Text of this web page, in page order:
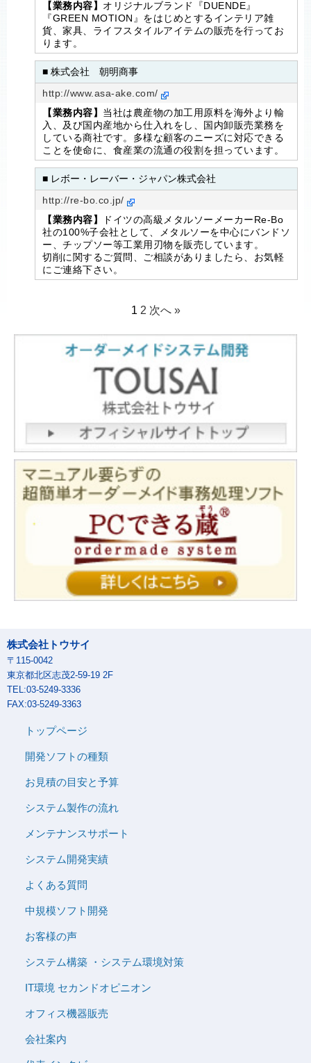
【業務内容】 オリジナルブランド『DUENDE』
『GREEN MOTION』をはじめとするインテリア雑
貨、家具、ライフスタイルアイテムの販売を行ってお
ります。
■ 株式会社 朝明商事
http://www.asa-ake.com/
【業務内容】 当社は農産物の加工用原料を海外より輸
入、及び国内産地から仕入れをし、国内卸販売業務を
している商社です。多様な顧客のニーズに対応できる
ことを使命に、食産業の流通の役割を担っています。
■ レボー・レーバー・ジャパン株式会社
http://re-bo.co.jp/
【業務内容】
ドイツの高級メタルソーメーカーRe-Bo
社の100%子会社として、メタルソーを中心にバンドソ
ー、チップソー等工業用刃物を販売しています。
切削に関するご質問、ご相談がありましたら、お気軽
にご連絡下さい。
1 2 次へ »
株式会社トウサイ
〒115-0042
東京都北区志茂2-59-19 2F
TEL:03-5249-3336
FAX:03-5249-3363
トップページ
開発ソフトの種類
お見積の目安と予算
システム製作の流れ
メンテナンスサポート
システム開発実績
よくある質問
中規模ソフト開発
お客様の声
システム構築 ・システム環境対策
IT環境 セカンドオピニオン
オフィス機器販売
会社案内